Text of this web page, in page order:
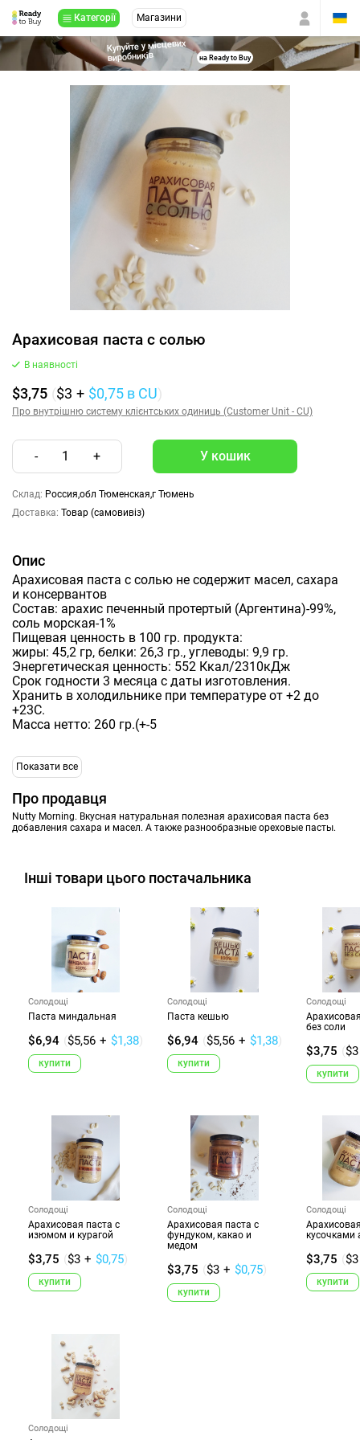
Категорії Магазини
Купуйте у місцевих
виробників на Ready to Buy
Арахисовая паста с солью
В наявності
$3,75 ($3 + $0,75 в CU)
Про внутрішню систему клієнтських одиниць (Customer Unit - CU)
- 1 +
Склад: Россия,обл Тюменская,г Тюмень
Доставка: Товар (самовивіз)
Опис
Арахисовая паста с солью не содержит масел, сахара
и консервантов
Состав: арахис печенный протертый (Аргентина)-99%,
соль морская-1%
Пищевая ценность в 100 гр. продукта:
жиры: 45,2 гр, белки: 26,3 гр., углеводы: 9,9 гр.
Энергетическая ценность: 552 Ккал/2310кДж
Срок годности 3 месяца с даты изготовления.
Хранить в холодильнике при температуре от +2 до
+23С.
Масса нетто: 260 гр.(+-5
Показати все
Про продавця
Nutty Morning. Вкусная натуральная полезная арахисовая паста без
добавления сахара и масел. А также разнообразные ореховые пасты.
Інші товари цього постачальника
Солодощі
Паста миндальная
$6,94 ($5,56 + $1,38)
купити
Солодощі
Паста кешью
$6,94 ($5,56 + $1,38)
купити
Солодощі
без соли
$3,75 ($3
купити
Солодощі
Арахисовая паста с
изюмом и курагой
$3,75 ($3 + $0,75)
купити
Солодощі
Арахисовая паста с
фундуком, какао и
медом
$3,75 ($3 + $0,75)
купити
Солодощі
кусочками
$3,75 ($3
купити
Солодощі